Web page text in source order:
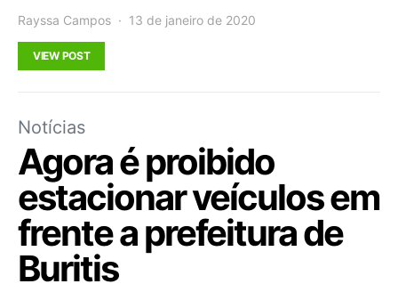
Rayssa Campos 13 de janeiro de 2020
VIEW POST
Notícias
Agora é proibido
estacionar veículos em
frente a prefeitura de
Buritis